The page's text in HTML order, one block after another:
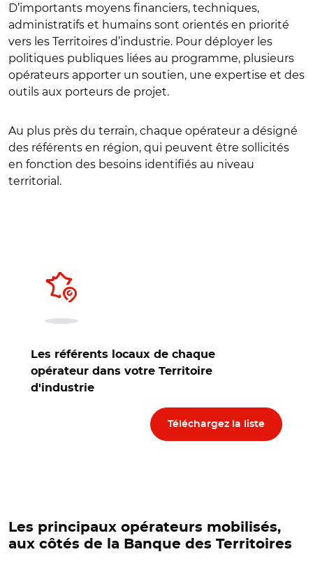
D’importants moyens financiers, techniques,
administratifs et humains sont orientés en priorité
vers les Territoires d’industrie. Pour déployer les
politiques publiques liées au programme, plusieurs
opérateurs apporter un soutien, une expertise et des
outils aux porteurs de projet.
Au plus près du terrain, chaque opérateur a désigné
des référents en région, qui peuvent être sollicités
en fonction des besoins identifiés au niveau
territorial.
Les référents locaux de chaque
opérateur dans votre Territoire
d'industrie
Téléchargez la liste
Les principaux opérateurs mobilisés,
aux côtés de la Banque des Territoires